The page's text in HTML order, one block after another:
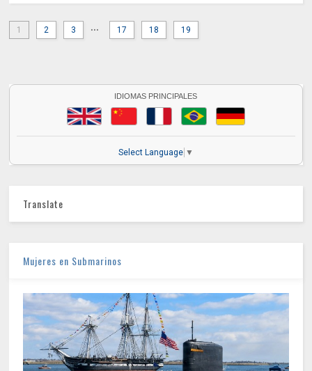
1 2 3 ... 17 18 19
IDIOMAS PRINCIPALES
Select Language ▼
Translate
Mujeres en Submarinos